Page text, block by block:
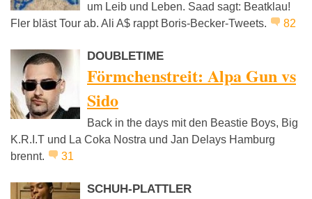
um Leib und Leben. Saad sagt: Beatklau!
Fler bläst Tour ab. Ali A$ rappt Boris-Becker-Tweets.
82
DOUBLETIME
Förmchenstreit: Alpa Gun vs
Sido
Back in the days mit den Beastie Boys, Big
K.R.I.T und La Coka Nostra und Jan Delays Hamburg
brennt.
31
SCHUH-PLATTLER